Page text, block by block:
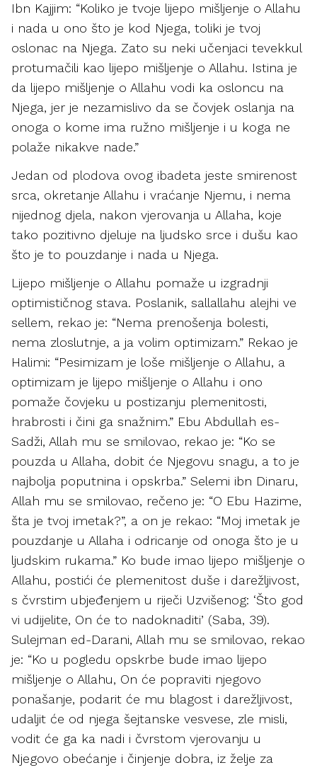
Ibn Kajjim: “Koliko je tvoje lijepo mišljenje o Allahu
i nada u ono što je kod Njega, toliki je tvoj
oslonac na Njega. Zato su neki učenjaci tevekkul
protumačili kao lijepo mišljenje o Allahu. Istina je
da lijepo mišljenje o Allahu vodi ka osloncu na
Njega, jer je nezamislivo da se čovjek oslanja na
onoga o kome ima ružno mišljenje i u koga ne
polaže nikakve nade.”
Jedan od plodova ovog ibadeta jeste smirenost
srca, okretanje Allahu i vraćanje Njemu, i nema
nijednog djela, nakon vjerovanja u Allaha, koje
tako pozitivno djeluje na ljudsko srce i dušu kao
što je to pouzdanje i nada u Njega.
Lijepo mišljenje o Allahu pomaže u izgradnji
optimističnog stava. Poslanik, sallallahu alejhi ve
sellem, rekao je: “Nema prenošenja bolesti,
nema zloslutnje, a ja volim optimizam.” Rekao je
Halimi: “Pesimizam je loše mišljenje o Allahu, a
optimizam je lijepo mišljenje o Allahu i ono
pomaže čovjeku u postizanju plemenitosti,
hrabrosti i čini ga snažnim.” Ebu Abdullah es-
Sadži, Allah mu se smilovao, rekao je: “Ko se
pouzda u Allaha, dobit će Njegovu snagu, a to je
najbolja poputnina i opskrba.” Selemi ibn Dinaru,
Allah mu se smilovao, rečeno je: “O Ebu Hazime,
šta je tvoj imetak?”, a on je rekao: “Moj imetak je
pouzdanje u Allaha i odricanje od onoga što je u
ljudskim rukama.” Ko bude imao lijepo mišljenje o
Allahu, postići će plemenitost duše i darežljivost,
s čvrstim ubjeđenjem u riječi Uzvišenog: ‘Što god
vi udijelite, On će to nadoknaditi’ (Saba, 39).
Sulejman ed-Darani, Allah mu se smilovao, rekao
je: “Ko u pogledu opskrbe bude imao lijepo
mišljenje o Allahu, On će popraviti njegovo
ponašanje, podarit će mu blagost i darežljivost,
udaljit će od njega šejtanske vesvese, zle misli,
vodit će ga ka nadi i čvrstom vjerovanju u
Njegovo obećanje i činjenje dobra, iz želje za